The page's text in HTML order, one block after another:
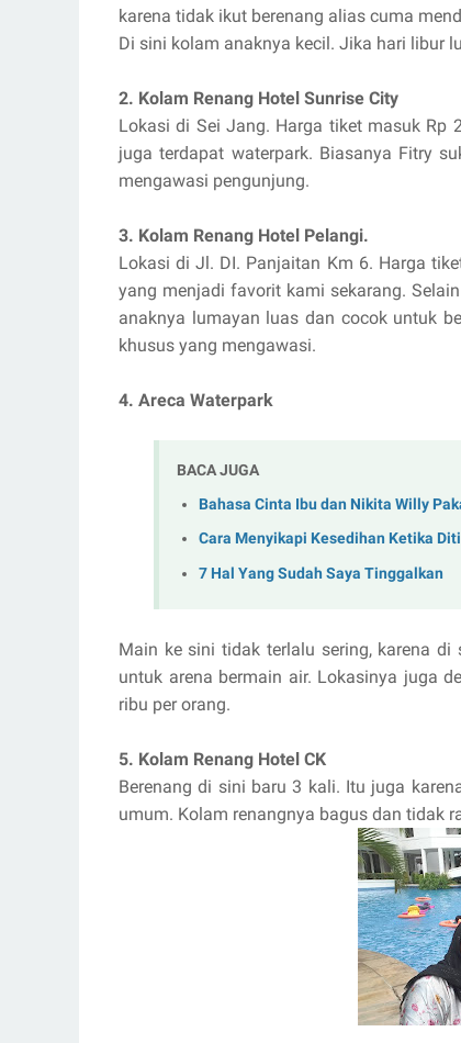
karena tidak ikut berenang alias cuma
Di sini kolam anaknya kecil. Jika hari libur
2. Kolam Renang Hotel Sunrise City
Lokasi di Sei Jang. Harga tiket masuk Rp
juga terdapat waterpark. Biasanya Fitry
mengawasi pengunjung.
3. Kolam Renang Hotel Pelangi.
Lokasi di Jl. DI. Panjaitan Km 6. Harga
yang menjadi favorit kami sekarang.
anaknya lumayan luas dan cocok untuk
khusus yang mengawasi.
4. Areca Waterpark
BACA JUGA
Bahasa Cinta Ibu dan Nikita Willy
Cara Menyikapi Kesedihan Ketika
7 Hal Yang Sudah Saya Tinggalkan
Main ke sini tidak terlalu sering, karena
untuk arena bermain air. Lokasinya juga
ribu per orang.
5. Kolam Renang Hotel CK
Berenang di sini baru 3 kali. Itu juga
umum. Kolam renangnya bagus dan tidak